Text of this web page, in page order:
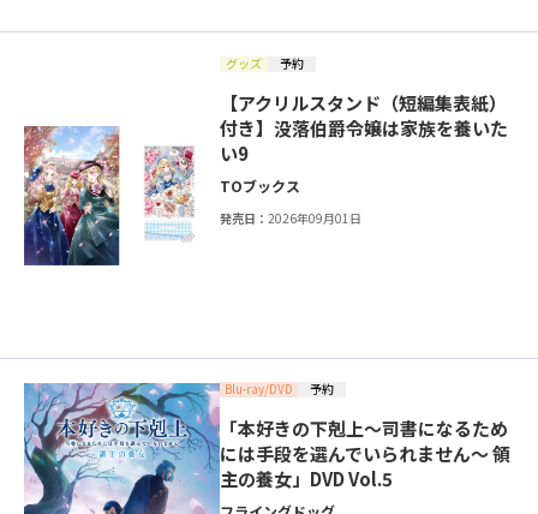
グッズ 予約
【アクリルスタンド（短編集表紙）
付き】没落伯爵令嬢は家族を養いた
い9
TOブックス
発売日：2026年09月01日
Blu-ray/DVD 予約
「本好きの下剋上～司書になるため
には手段を選んでいられません～ 領
主の養女」DVD Vol.5